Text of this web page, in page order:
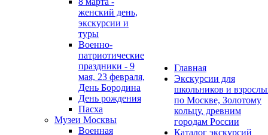
женский день,
экскурсии и
туры
Военно-
патриотические
праздники - 9
мая, 23 февраля,
День Бородина
День рождения
Пасха
Музеи Москвы
Военная
Главная
Экскурсии для
школьников и
по Москве, Золотому
кольцу, древним
городам России
Каталог экскурсий